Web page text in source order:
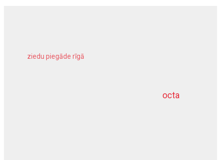
octa
ziedu piegāde rīgā
dziļurbums